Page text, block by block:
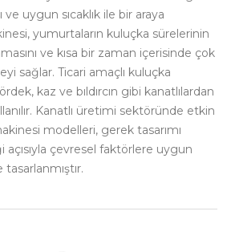
ve uygun sıcaklık ile bir araya
yumurtaların kuluçka sürelerinin
ve kısa bir zaman içerisinde çok
sağlar. Ticari amaçlı kuluçka
kaz ve bıldırcın gibi kanatlılardan
Kanatlı üretimi sektöründe etkin
modelleri, gerek tasarımı
çevresel faktörlere uygun
tasarlanmıştır.